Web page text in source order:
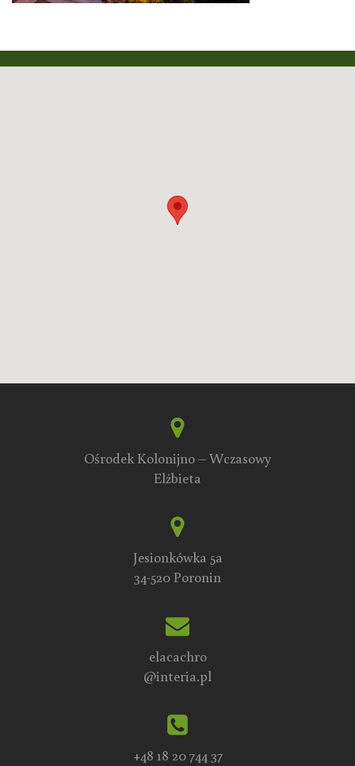
Ośrodek Kolonijno – Wczasowy
Elżbieta
Jesionkówka 5a
34-520 Poronin
elacachro
@interia.pl
+48 18 20 744 37